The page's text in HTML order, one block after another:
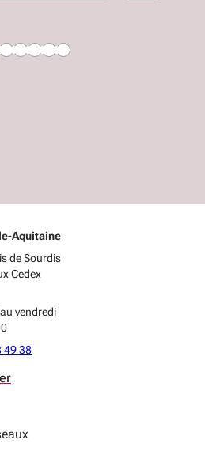
Aquitaine
de Sourdis
Cedex
vendredi
49 38